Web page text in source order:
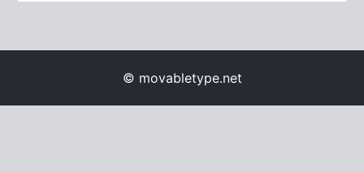
© movabletype.net